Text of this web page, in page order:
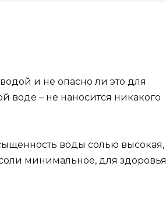
и не опасно ли это для
воде – не наносится никакого
воды солью высокая,
минимальное, для здоровья